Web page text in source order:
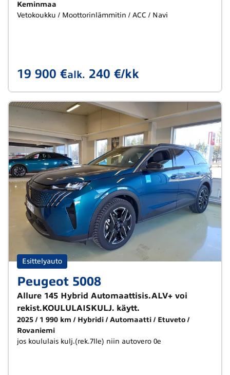
Keminmaa
Vetokoukku / Moottorinlämmitin / ACC / Navi
19 900 €alk. 240 €/kk
Esittelyauto
Peugeot 5008
Allure 145 Hybrid Automaattisis.ALV+ voi
rekist.KOULULAISKULJ. käytt.
2025 1 990 km Hybridi Automaatti
Etuveto
Rovaniemi
jos koululais kulj.(rek.7lle) niin autovero 0e